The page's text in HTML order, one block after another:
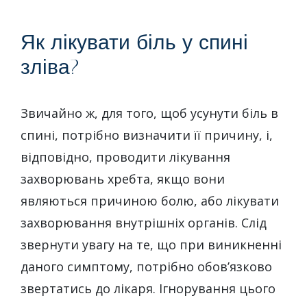
Як лікувати біль у спині
зліва?
Звичайно ж, для того, щоб усунути біль в
спині, потрібно визначити її причину, і,
відповідно, проводити лікування
захворювань хребта, якщо вони
являються причиною болю, або лікувати
захворювання внутрішніх органів. Слід
звернути увагу на те, що при виникненні
даного симптому, потрібно обов’язково
звертатись до лікаря. Ігнорування цього